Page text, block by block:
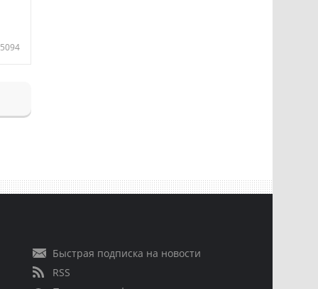
5094
Быстрая подписка на новости
RSS